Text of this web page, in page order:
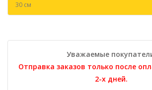
30 см
Уважаемые
Отправка заказов только после
2-х дней.